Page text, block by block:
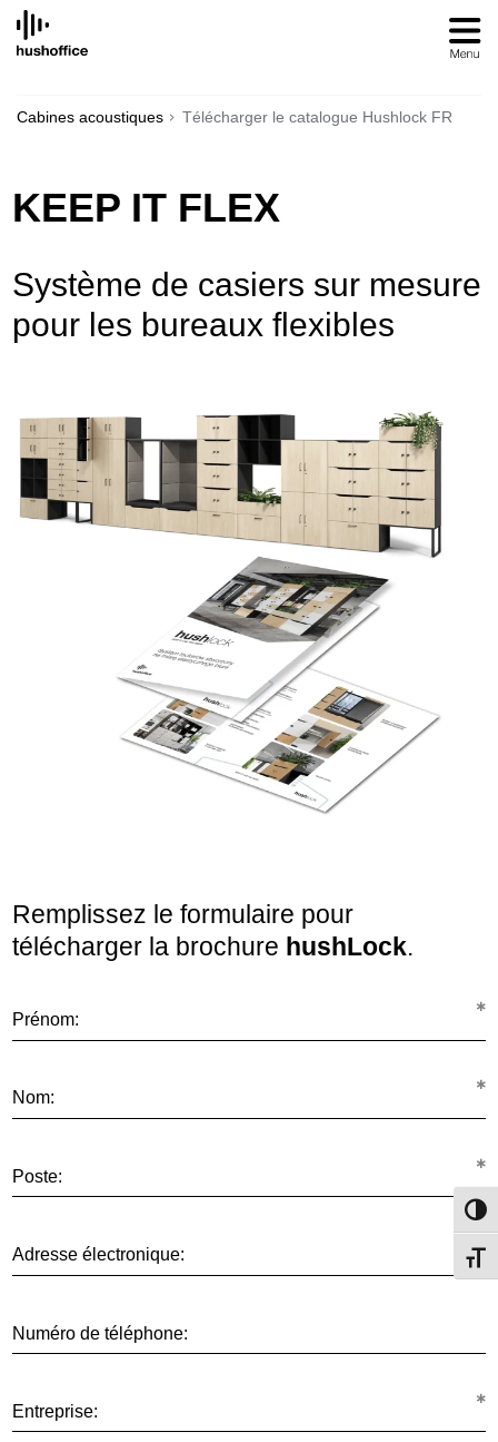
SKIP
CONTENT
Cabines acoustiques Télécharger le catalogue Hushlock FR
KEEP IT FLEX
Système de casiers sur mesure
pour les bureaux flexibles
Remplissez le formulaire pour
télécharger la brochure hushLock.
Prénom:
Nom:
Poste:
Adresse électronique:
Numéro de téléphone:
Entreprise: